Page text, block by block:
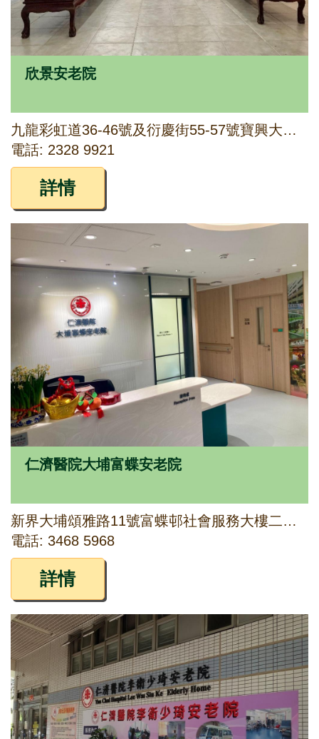
欣景安老院
九龍彩虹道36-46號及衍慶街55-57號寶興大廈地下3B舖，1字樓全層及2字樓205室
電話: 2328 9921
詳情
仁濟醫院大埔富蝶安老院
新界大埔頌雅路11號富蝶邨社會服務大樓二樓（部份）、三樓及四樓
電話: 3468 5968
詳情